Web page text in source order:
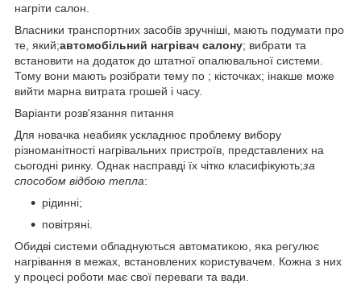
нагріти салон.
Власники транспортних засобів зручніші, мають подумати про
те, який;автомобільний нагрівач салону; вибрати та
встановити на додаток до штатної опалювальної системи.
Тому вони мають розібрати тему по ; кісточках; інакше може
вийти марна витрата грошей і часу.
Варіанти розв'язання питання
Для новачка неабияк ускладнює проблему вибору
різноманітності нагрівальних пристроїв, представлених на
сьогодні ринку. Однак насправді їх чітко класифікують;за
способом відбою тепла:
рідинні;
повітряні.
Обидві системи обладнуються автоматикою, яка регулює
нагрівання в межах, встановлених користувачем. Кожна з них
у процесі роботи має свої переваги та вади.